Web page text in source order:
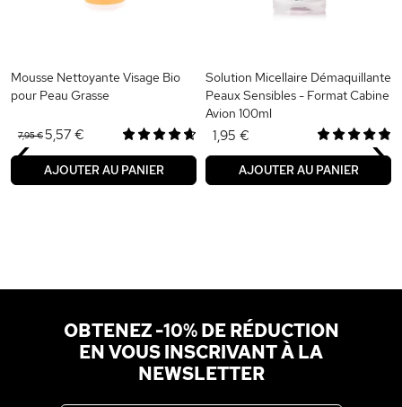
Mousse Nettoyante Visage Bio
pour Peau Grasse
7,95 €5,57 €
AJOUTER AU PANIER
Solution Micellaire Démaquillante
Peaux Sensibles - Format Cabine
Avion 100ml
1,95 €
AJOUTER AU PANIER
‹ ›
OBTENEZ -10% DE RÉDUCTION
EN VOUS INSCRIVANT À LA
NEWSLETTER